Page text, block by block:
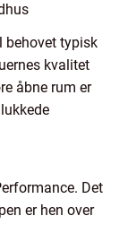
behovet typisk
kvalitet
åbne rum er
Det
er hen over